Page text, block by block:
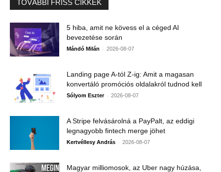
TOVÁBBI FRISS CIKKEK
5 hiba, amit ne kövess el a céged AI
bevezetése során
Mándó Milán - 2026-08-07
Landing page A-tól Z-ig: Amit a magasan
konvertáló promóciós oldalakról tudnod kell
Sólyom Eszter - 2026-08-07
A Stripe felvásárolná a PayPalt, az eddigi
legnagyobb fintech merge jöhet
Kertvéllesy András - 2026-08-07
Magyar milliomosok, az Uber nagy húzása,